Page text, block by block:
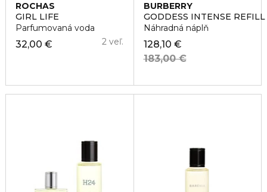
ROCHAS
GIRL LIFE
Parfumovaná voda
32,00 € 2 veľ.
BURBERRY
GODDESS INTENSE REFILL
Náhradná náplň
128,10 €
183,00 €